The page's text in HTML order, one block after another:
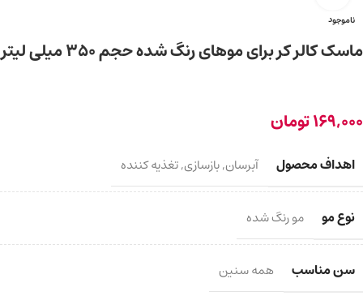
ناموجود
ماسک کالر کر برای موهای رنگ شده حجم ۳۵۰ میلی لیتر
169,000تومان
اهداف محصول آبرسان,بازسازی,تغذیه کننده
نوع مو مو رنگ شده
سن مناسب همه سنین